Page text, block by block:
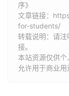
序》
文章链接：
for-students/
转载说明：请注
接。
本站资源仅供
允许用于商业用